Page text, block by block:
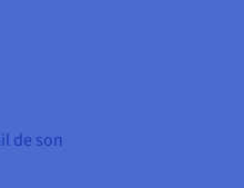
de son